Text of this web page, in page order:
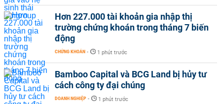
Hơn 227.000 tài khoản gia nhập thị
trường chứng khoán trong tháng 7 biến
động
CHỨNG KHOÁN - 1 phút trước
Bamboo Capital và BCG Land bị hủy tư
cách công ty đại chúng
DOANH NGHIỆP - 1 phút trước